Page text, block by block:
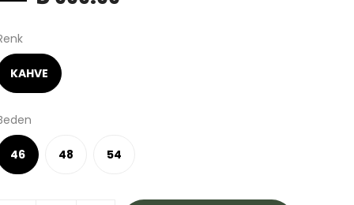
KAHVE
46 48 54